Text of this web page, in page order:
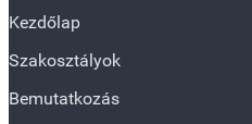
Kezdőlap
Szakosztályok
Bemutatkozás